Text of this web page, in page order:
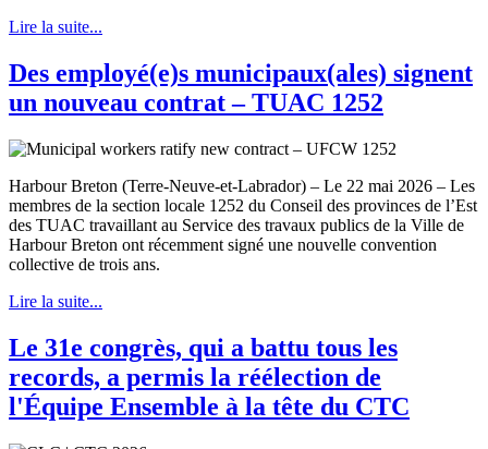
Lire la suite...
Des employé(e)s municipaux(ales) signent
un nouveau contrat – TUAC 1252
Harbour Breton (Terre-Neuve-et-Labrador) – Le 22 mai 2026 – Les
membres de la section locale 1252 du Conseil des provinces de l’Est
des TUAC travaillant au Service des travaux publics de la Ville de
Harbour Breton ont récemment signé une nouvelle convention
collective de trois ans.
Lire la suite...
Le 31e congrès, qui a battu tous les
records, a permis la réélection de
l'Équipe Ensemble à la tête du CTC